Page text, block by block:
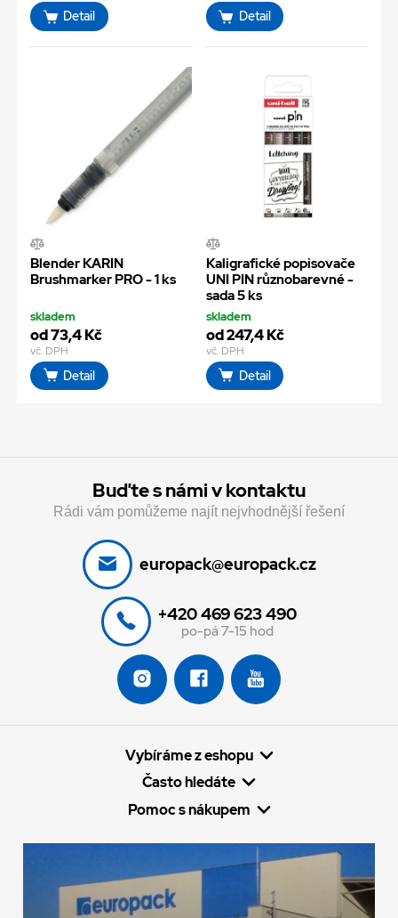
Detail Detail
Blender KARIN
Brushmarker PRO - 1 ks
skladem
od 73,4 Kč
vč. DPH
Detail
Kaligrafické popisovače
UNI PIN různobarevné -
sada 5 ks
skladem
od 247,4 Kč
vč. DPH
Detail
Buďte s námi v kontaktu
Rádi vám pomůžeme najít nejvhodnější řešení
europack@europack.cz
+420 469 623 490
po-pá 7-15 hod
Vybíráme z eshopu
Často hledáte
Pomoc s nákupem